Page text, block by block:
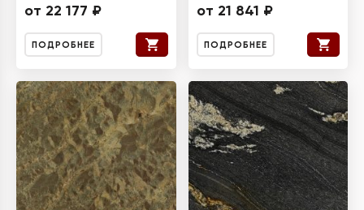
от 22 177 ₽
ПОДРОБНЕЕ
от 21 841 ₽
ПОДРОБНЕЕ